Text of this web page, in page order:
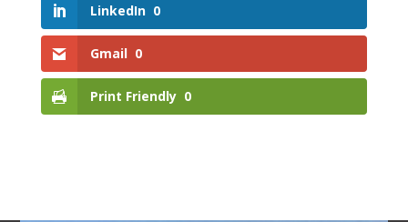
LinkedIn 0
Gmail 0
Print Friendly 0